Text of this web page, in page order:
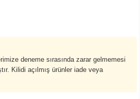
deneme sırasında zarar gelmemesi
Kilidi açılmış ürünler iade veya